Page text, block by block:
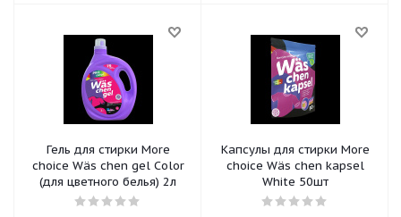
Гель для стирки More
choice Wäs chen gel Color
(для цветного белья) 2л
Капсулы для стирки More
choice Wäs chen kapsel
White 50шт